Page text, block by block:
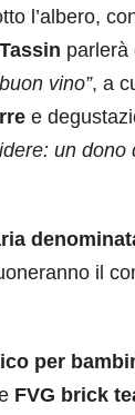
l’albero,
parlerà
vino”, a
e
un dono
il
per
FVG brick